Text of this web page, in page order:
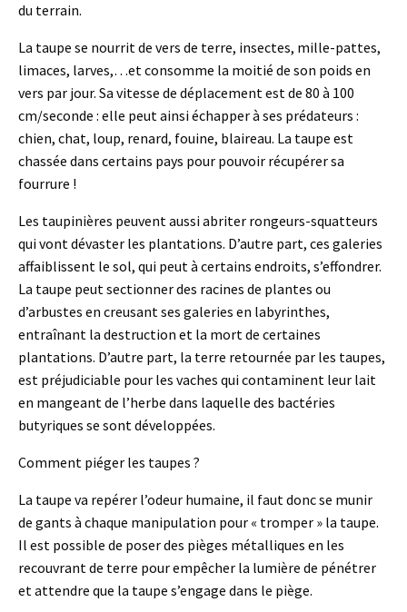
du terrain.
La taupe se nourrit de vers de terre, insectes, mille-pattes,
limaces, larves,…et consomme la moitié de son poids en
vers par jour. Sa vitesse de déplacement est de 80 à 100
cm/seconde : elle peut ainsi échapper à ses prédateurs :
chien, chat, loup, renard, fouine, blaireau. La taupe est
chassée dans certains pays pour pouvoir récupérer sa
fourrure !
Les taupinières peuvent aussi abriter rongeurs-squatteurs
qui vont dévaster les plantations. D’autre part, ces galeries
affaiblissent le sol, qui peut à certains endroits, s’effondrer.
La taupe peut sectionner des racines de plantes ou
d’arbustes en creusant ses galeries en labyrinthes,
entraînant la destruction et la mort de certaines
plantations. D’autre part, la terre retournée par les taupes,
est préjudiciable pour les vaches qui contaminent leur lait
en mangeant de l’herbe dans laquelle des bactéries
butyriques se sont développées.
Comment piéger les taupes ?
La taupe va repérer l’odeur humaine, il faut donc se munir
de gants à chaque manipulation pour « tromper » la taupe.
Il est possible de poser des pièges métalliques en les
recouvrant de terre pour empêcher la lumière de pénétrer
et attendre que la taupe s’engage dans le piège.